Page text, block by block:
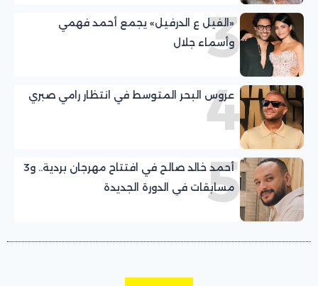
3
«الفيل ع الدرفيل» يجمع أحمد فهمي
وأسماء جلال
4
عروس البحر المتوسط في انتظار رامي صبري
5
أحمد خالد صالح في افتتاح مهرجان بردية.. و3
مسابقات في الدورة الجديدة